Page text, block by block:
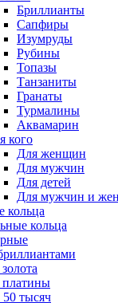
Бриллианты
Сапфиры
Изумруды
Рубины
Топазы
Танзаниты
Гранаты
Турмалины
Аквамарин
кого
Для женщин
Для мужчин
Для детей
Для мужчин и
кольца
кольца
тысяч